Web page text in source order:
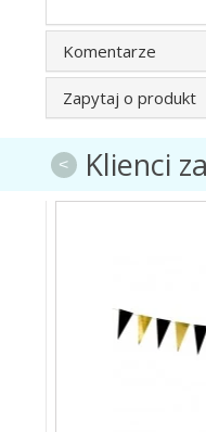
Komentarze
Zapytaj o produkt
Klienci
<